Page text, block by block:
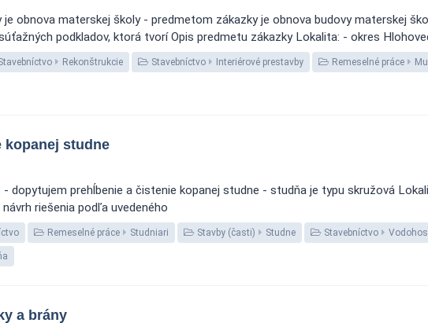
obnova materskej školy - predmetom zákazky je obnova budovy materskej
podkladov, ktorá tvorí Opis predmetu zákazky Lokalita: - okres
Rekonštrukcie Stavebníctvo Interiérové prestavby Remeselné práce
kopanej studne
dopytujem prehĺbenie a čistenie kopanej studne - studňa je typu skružová
riešenia podľa uvedeného
Remeselné práce Studniari Stavby (časti) Studne Stavebníctvo
a brány